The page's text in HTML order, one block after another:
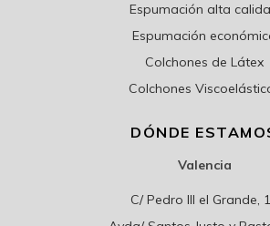
Espumación alta
Espumación
Colchones de Látex
Colchones
DÓNDE
Valencia
C/ Pedro III el Grande,